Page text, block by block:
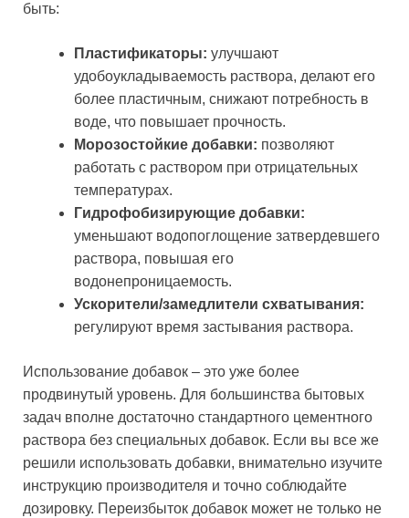
быть:
Пластификаторы: улучшают
удобоукладываемость раствора, делают его
более пластичным, снижают потребность в
воде, что повышает прочность.
Морозостойкие добавки: позволяют
работать с раствором при отрицательных
температурах.
Гидрофобизирующие добавки:
уменьшают водопоглощение затвердевшего
раствора, повышая его
водонепроницаемость.
Ускорители/замедлители схватывания:
регулируют время застывания раствора.
Использование добавок – это уже более
продвинутый уровень. Для большинства бытовых
задач вполне достаточно стандартного цементного
раствора без специальных добавок. Если вы все же
решили использовать добавки, внимательно изучите
инструкцию производителя и точно соблюдайте
дозировку. Переизбыток добавок может не только не